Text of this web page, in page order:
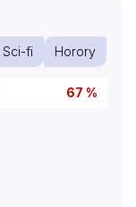
Sci-fi Horory
67 %